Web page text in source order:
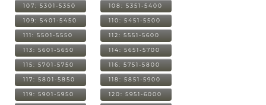
107: 5301-5350 108: 5351-5400
109: 5401-5450 110: 5451-5500
111: 5501-5550 112: 5551-5600
113: 5601-5650 114: 5651-5700
115: 5701-5750 116: 5751-5800
117: 5801-5850 118: 5851-5900
119: 5901-5950 120: 5951-6000